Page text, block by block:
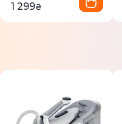
1 299₴